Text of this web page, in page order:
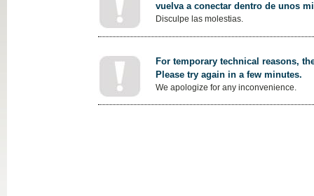
vuelva a conectar dentro de unos
Disculpe las molestias.
For temporary technical reasons,
Please try again in a few minutes.
We apologize for any inconvenience.